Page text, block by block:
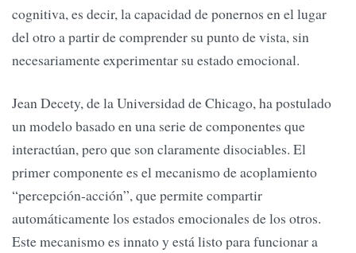
cognitiva, es decir, la capacidad de ponernos en el lugar
del otro a partir de comprender su punto de vista, sin
necesariamente experimentar su estado emocional.
Jean Decety, de la Universidad de Chicago, ha postulado
un modelo basado en una serie de componentes que
interactúan, pero que son claramente disociables. El
primer componente es el mecanismo de acoplamiento
“percepción-acción”, que permite compartir
automáticamente los estados emocionales de los otros.
Este mecanismo es innato y está listo para funcionar a